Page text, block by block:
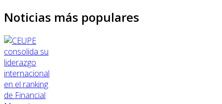
Noticias más populares